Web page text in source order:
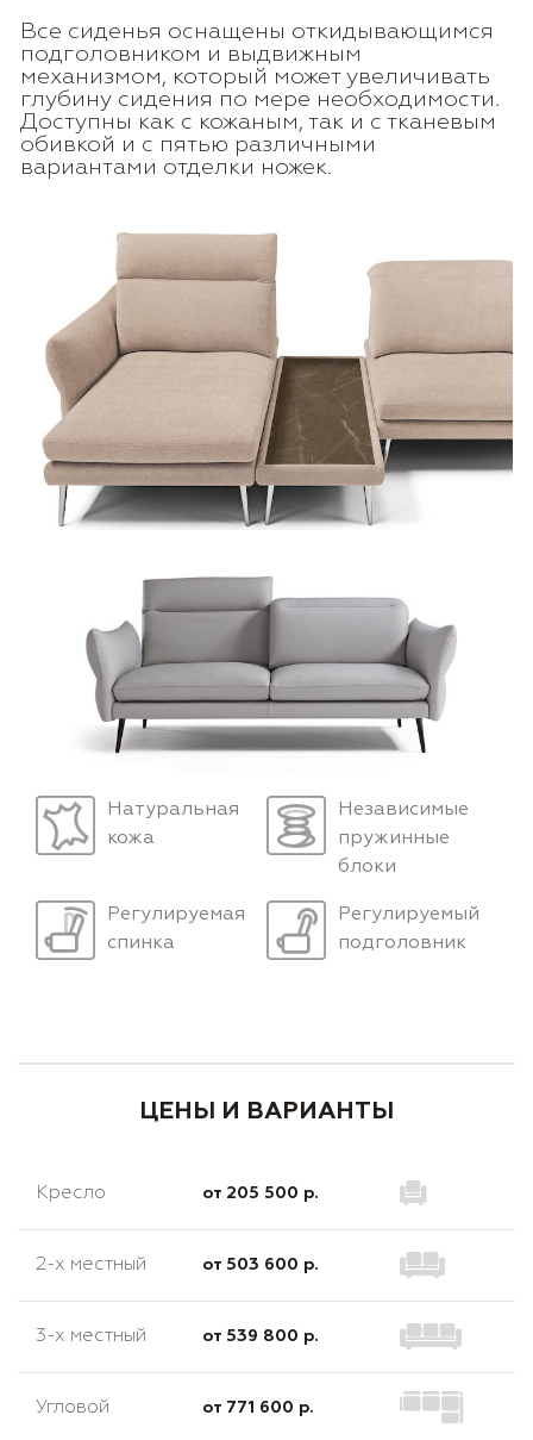
Все сиденья оснащены откидывающимся
подголовником и выдвижным
механизмом, который может увеличивать
глубину сидения по мере необходимости.
Доступны как с кожаным, так и с тканевым
обивкой и с пятью различными
вариантами отделки ножек.
Натуральная
кожа
Независимые
пружинные
блоки
Регулируемая
спинка
Регулируемый
подголовник
ЦЕНЫ И ВАРИАНТЫ
Кресло от 205 500 р.
2-х местный от 503 600 р.
3-х местный от 539 800 р.
Угловой от 771 600 р.